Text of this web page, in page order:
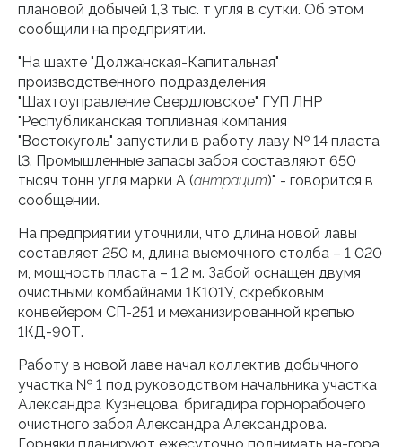
плановой добычей 1,3 тыс. т угля в сутки. Об этом
сообщили на предприятии.
"На шахте "Должанская-Капитальная"
производственного подразделения
"Шахтоуправление Свердловское" ГУП ЛНР
"Республиканская топливная компания
"Востокуголь" запустили в работу лаву № 14 пласта
l3. Промышленные запасы забоя составляют 650
тысяч тонн угля марки А (антрацит)", - говорится в
сообщении.
На предприятии уточнили, что длина новой лавы
составляет 250 м, длина выемочного столба – 1 020
м, мощность пласта – 1,2 м. Забой оснащен двумя
очистными комбайнами 1К101У, скребковым
конвейером СП-251 и механизированной крепью
1КД-90Т.
Работу в новой лаве начал коллектив добычного
участка № 1 под руководством начальника участка
Александра Кузнецова, бригадира горнорабочего
очистного забоя Александра Александрова.